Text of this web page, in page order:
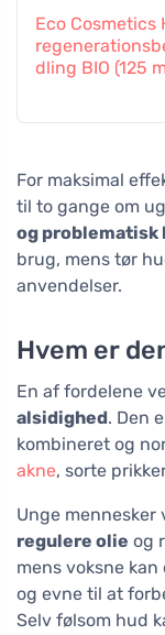
Eco Cosmetics
dling BIO (125
For maksimal
til to gange om
og problematisk
brug, mens tør
anvendelser.
Hvem er
En af fordelene
alsidighed. Den
kombineret og
akne, sorte
Unge
regulere olie og
mens voksne
og evne til at
Selv følsom hud